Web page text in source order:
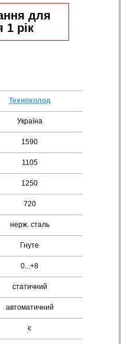
для
1 рік
Технохолод
Україна
1590
1105
1250
720
нерж. сталь
Гнуте
0...+8
статичний
автоматичний
є